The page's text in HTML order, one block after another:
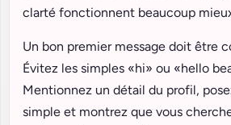
clarté fonctionnent beaucoup
Un bon premier message doit être
Évitez les simples «hi» ou «hello
Mentionnez un détail du profil,
simple et montrez que vous